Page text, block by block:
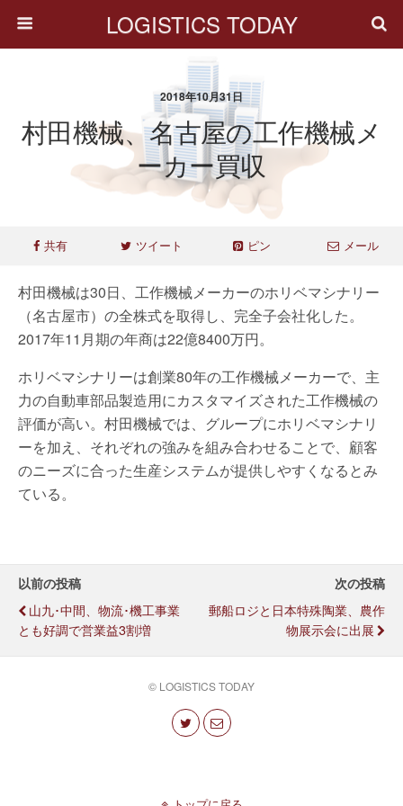
LOGISTICS TODAY
2018年10月31日
村田機械、名古屋の工作機械メ
ーカー買収
共有 ツイート ピン メール
村田機械は30日、工作機械メーカーのホリベマシナリー
（名古屋市）の全株式を取得し、完全子会社化した。
2017年11月期の年商は22億8400万円。
ホリベマシナリーは創業80年の工作機械メーカーで、主
力の自動車部品製造用にカスタマイズされた工作機械の
評価が高い。村田機械では、グループにホリベマシナリ
ーを加え、それぞれの強みを組み合わせることで、顧客
のニーズに合った生産システムが提供しやすくなるとみ
ている。
以前の投稿
山九･中間、物流･機工事業
とも好調で営業益3割増
次の投稿
郵船ロジと日本特殊陶業、農作
物展示会に出展
© LOGISTICS TODAY